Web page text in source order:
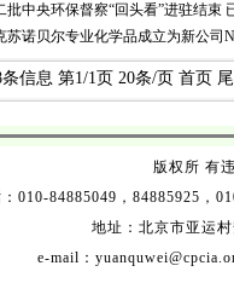
批中央环保督察“回头看”进驻结束
苏诺贝尔专业化学品成立为新公司
信息 第1/1页 20条/页 首页
版权所 有
010-84885049，84885925，
地址：北京市亚运
e-mail：